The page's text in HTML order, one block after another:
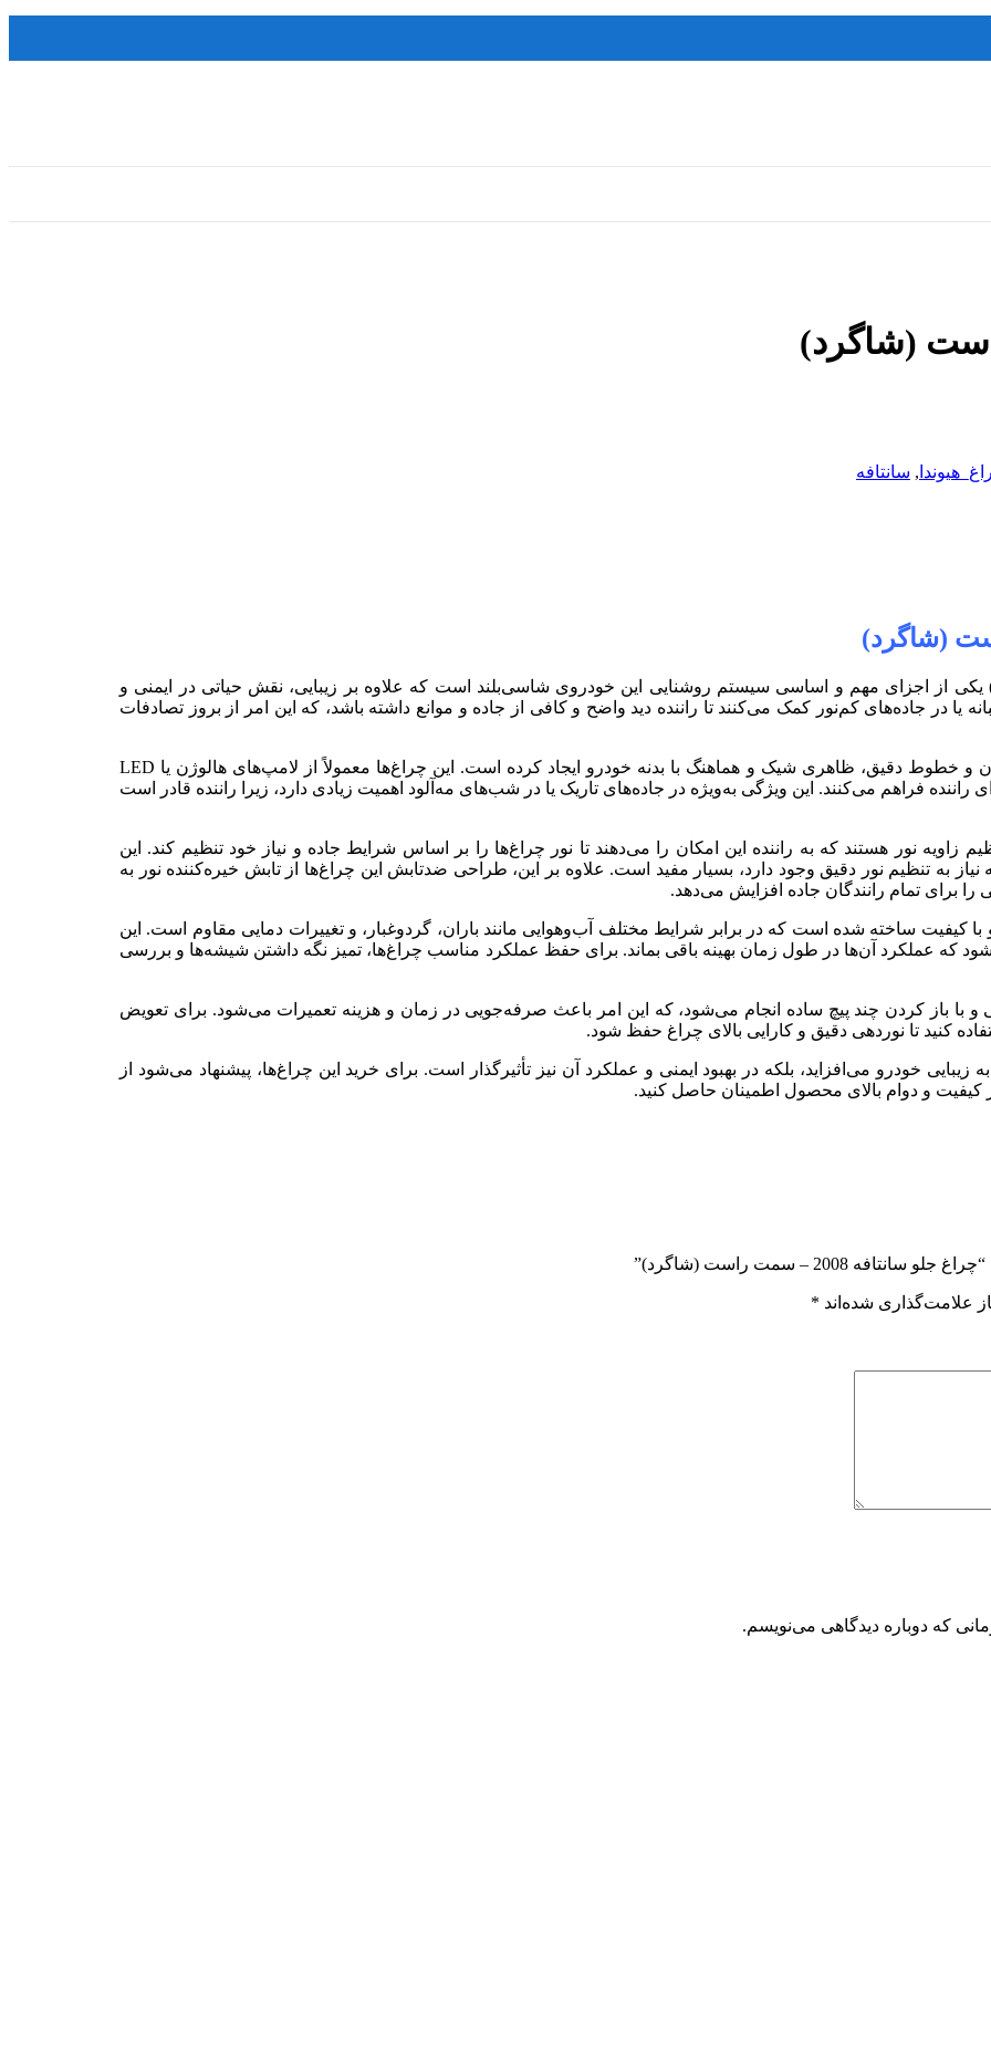
, سانتافه
2008 سمت راست (شاگرد) یکی از اجزای مهم و اساسی سیستم روشنایی این خودروی شاسی‌بلند است که علاوه بر زیبایی، نقش حیاتی در ایمنی و
یا در جاده‌های کم‌نور کمک می‌کنند تا راننده دید واضح و کافی از جاده و موانع داشته باشد، که این امر از بروز تصادفات
چراغ جلو سانتافه 2008 سمت راست با طراحی مدرن و خطوط دقیق، ظاهری شیک و هماهنگ با بدنه خودرو ایجاد کرده است. این چراغ‌ها معمولاً از لامپ‌های هالوژن یا LED
فراهم می‌کنند. این ویژگی به‌ویژه در جاده‌های تاریک یا در شب‌های مه‌آلود اهمیت زیادی دارد، زیرا راننده قادر است
زاویه نور هستند که به راننده این امکان را می‌دهند تا نور چراغ‌ها را بر اساس شرایط جاده و نیاز خود تنظیم کند. این
نیاز به تنظیم نور دقیق وجود دارد، بسیار مفید است. علاوه بر این، طراحی ضدتابش این چراغ‌ها از تابش خیره‌کننده نور به
را برای تمام رانندگان جاده افزایش می‌دهد.
از مواد مقاوم و با کیفیت ساخته شده است که در برابر شرایط مختلف آب‌وهوایی مانند باران، گردوغبار، و تغییرات دمایی مقاوم است. این
عملکرد آن‌ها در طول زمان بهینه باقی بماند. برای حفظ عملکرد مناسب چراغ‌ها، تمیز نگه داشتن شیشه‌ها و بررسی
2008 سمت راست به‌راحتی و با باز کردن چند پیچ ساده انجام می‌شود، که این امر باعث صرفه‌جویی در زمان و هزینه تعمیرات می‌شود. برای تعویض
کنید تا نوردهی دقیق و کارایی بالای چراغ حفظ شود.
نه‌تنها به زیبایی خودرو می‌افزاید، بلکه در بهبود ایمنی و عملکرد آن نیز تأثیرگذار است. برای خرید این چراغ‌ها، پیشنهاد می‌شود از
کیفیت و دوام بالای محصول اطمینان حاصل کنید.
– سمت راست (شاگرد)”
علامت‌گذاری شده‌اند *
که دوباره دیدگاهی می‌نویسم.